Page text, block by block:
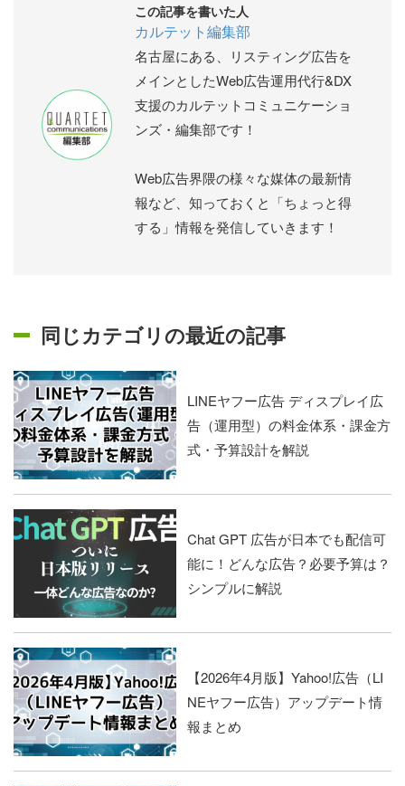
この記事を書いた人
カルテット編集部
名古屋にある、リスティング広告を
メインとしたWeb広告運用代行&DX
支援のカルテットコミュニケーショ
ンズ・編集部です！
Web広告界隈の様々な媒体の最新情
報など、知っておくと「ちょっと得
する」情報を発信していきます！
同じカテゴリの最近の記事
LINEヤフー広告 ディスプレイ広
告（運用型）の料金体系・課金方
式・予算設計を解説
Chat GPT 広告が日本でも配信可
能に！どんな広告？必要予算は？
シンプルに解説
【2026年4月版】Yahoo!広告（LI
NEヤフー広告）アップデート情
報まとめ